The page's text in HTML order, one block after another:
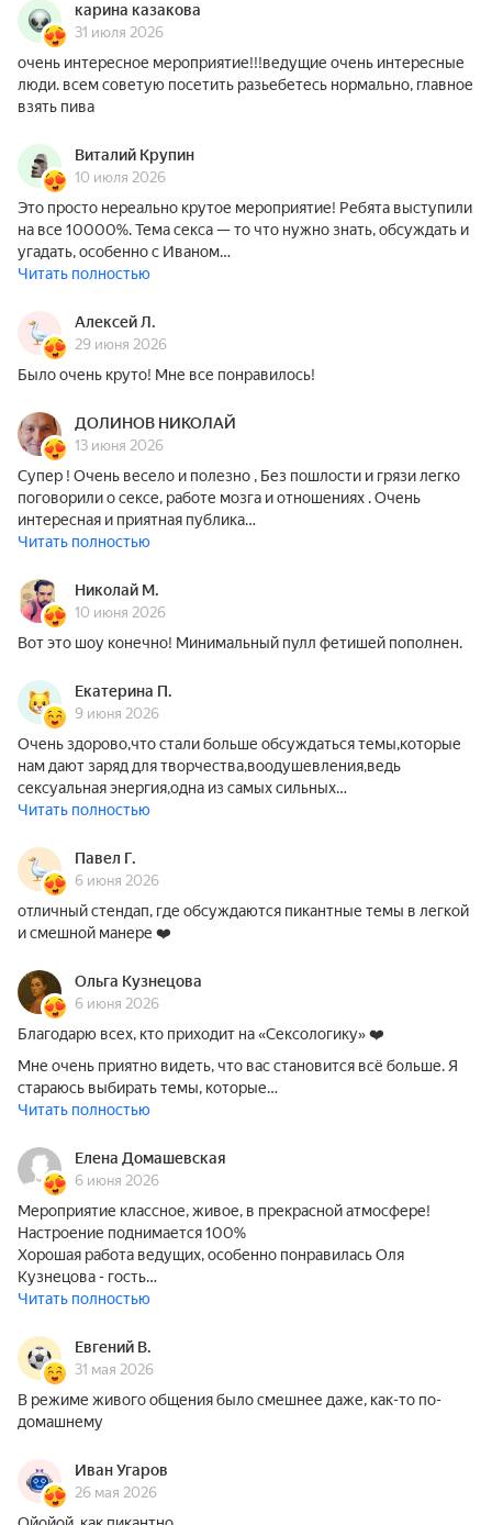
карина казакова
31 июля 2026
очень интересное мероприятие!!!ведущие очень интересные
люди. всем советую посетить разьебетесь нормально, главное
взять пива
Виталий Крупин
10 июля 2026
Это просто нереально крутое мероприятие! Ребята выступили
на все 10000%. Тема секса — то что нужно знать, обсуждать и
угадать, особенно с Иваном…
Читать полностью
Алексей Л.
29 июня 2026
Было очень круто! Мне все понравилось!
ДОЛИНОВ НИКОЛАЙ
13 июня 2026
Супер ! Очень весело и полезно , Без пошлости и грязи легко
поговорили о сексе, работе мозга и отношениях . Очень
интересная и приятная публика…
Читать полностью
Николай М.
10 июня 2026
Вот это шоу конечно! Минимальный пулл фетишей пополнен.
Екатерина П.
9 июня 2026
Очень здорово,что стали больше обсуждаться темы,которые
нам дают заряд для творчества,воодушевления,ведь
сексуальная энергия,одна из самых сильных…
Читать полностью
Павел Г.
6 июня 2026
отличный стендап, где обсуждаются пикантные темы в легкой
и смешной манере ❤️
Ольга Кузнецова
6 июня 2026
Благодарю всех, кто приходит на «Сексологику» ❤️
Мне очень приятно видеть, что вас становится всё больше. Я
стараюсь выбирать темы, которые…
Читать полностью
Елена Домашевская
6 июня 2026
Мероприятие классное, живое, в прекрасной атмосфере!
Настроение поднимается 100%
Хорошая работа ведущих, особенно понравилась Оля
Кузнецова - гость…
Читать полностью
Евгений В.
31 мая 2026
В режиме живого общения было смешнее даже, как-то по-
домашнему
Иван Угаров
26 мая 2026